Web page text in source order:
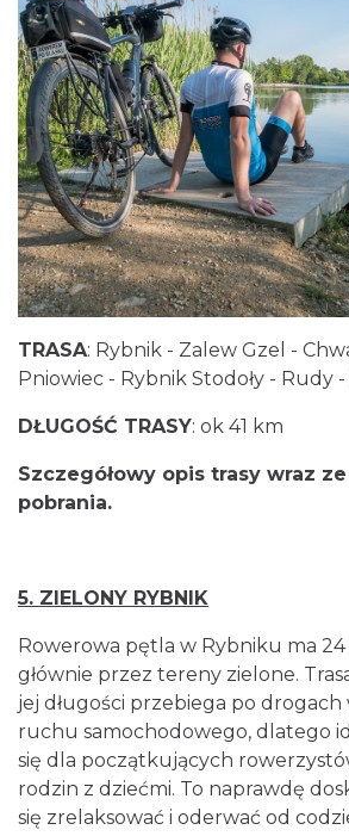
TRASA: Rybnik - Zalew Gzel -
Pniowiec - Rybnik Stodoły - Rudy
DŁUGOŚĆ TRASY: ok 41 km
Szczegółowy opis trasy wraz
pobrania.
5. ZIELONY RYBNIK
Rowerowa pętla w Rybniku ma
głównie przez tereny zielone.
jej długości przebiega po drogach
ruchu samochodowego, dlatego
się dla początkujących
rodzin z dziećmi. To naprawdę
się zrelaksować i oderwać od